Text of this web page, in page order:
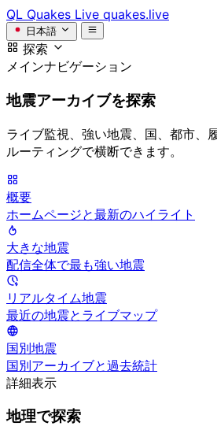
QL Quakes Live quakes.live
日本語
探索
メインナビゲーション
地震アーカイブを探索
ライブ監視、強い地震、国、都市、
ルーティングで横断できます。
概要
ホームページと最新のハイライト
大きな地震
配信全体で最も強い地震
リアルタイム地震
最近の地震とライブマップ
国別地震
国別アーカイブと過去統計
詳細表示
地理で探索